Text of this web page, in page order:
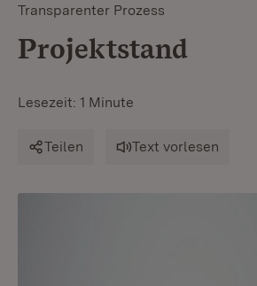
Transparenter Prozess
Projektstand
Lesezeit: 1 Minute
Teilen Text vorlesen